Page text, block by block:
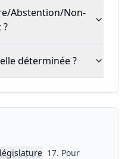
Abstention/Non-
déterminée ?
législature 17. Pour